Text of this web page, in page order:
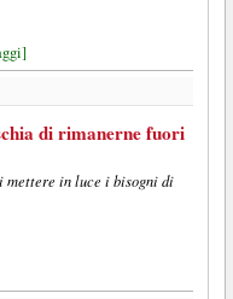
di rimanerne fuori
mettere in luce i bisogni di